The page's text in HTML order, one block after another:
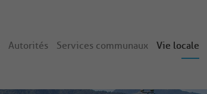
Autorités Services communaux Vie locale